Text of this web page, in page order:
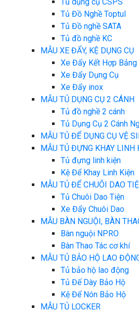
Tủ Đồ Nghề Toptul
Tủ Đồ nghề SATA
Tủ đồ nghề KC
MẪU XE ĐẨY, KỆ DỤNG CỤ
Xe Đẩy Kết Hợp Bảng
Xe Đẩy Dụng Cụ
Xe Đẩy inox
MẪU TỦ DỤNG CỤ 2 CÁNH
Tủ đồ nghề 2 cánh
Tủ Dụng Cụ 2 Cánh
MẪU TỦ ĐỂ DỤNG CỤ VỆ
MẪU TỦ ĐỰNG KHAY LINH
Tủ đựng linh kiện
Kệ Để Khay Linh Kiện
MẪU TỦ ĐỂ CHUÔI DAO
Tủ Chuôi Dao Tiện
Xe Đẩy Chuôi Dao
MẪU BÀN NGUỘI, BÀN
Bàn nguội NPRO
Bàn Thao Tác cơ khí
MẪU TỦ BẢO HỘ LAO
Tủ bảo hộ lao động
Tủ Đế Dày Bảo Hộ
Kệ Để Nón Bảo Hộ
MẪU TỦ LOCKER